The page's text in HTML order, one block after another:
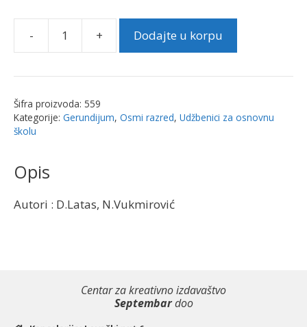
-
Fizika
8.
osnovne
Gerundijum
količina
+ Dodajte u korpu
Šifra proizvoda: 559
Kategorije: Gerundijum, Osmi razred, Udžbenici za osnovnu
školu
Opis
Autori : D.Latas, N.Vukmirović
Centar za kreativno izdavaštvo
Septembardoo